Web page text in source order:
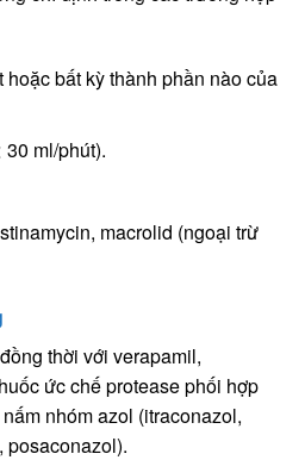
bất kỳ thành phần nào của
ml/phút).
macrolid (ngoại trừ
thời với verapamil,
ức chế protease phối hợp
nhóm azol (itraconazol,
posaconazol).